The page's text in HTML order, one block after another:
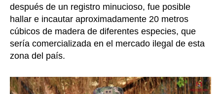
después de un registro minucioso, fue posible
hallar e incautar aproximadamente 20 metros
cúbicos de madera de diferentes especies, que
sería comercializada en el mercado ilegal de esta
zona del país.